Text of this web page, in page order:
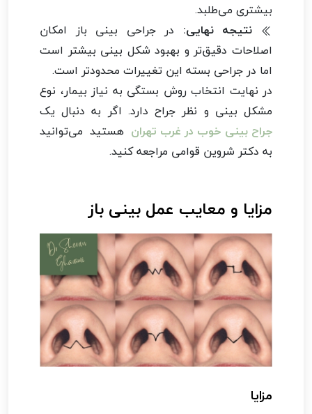
بیشتری می‌طلبد.
نتیجه نهایی: در جراحی بینی باز امکان
اصلاحات دقیق‌تر و بهبود شکل بینی بیشتر است
اما در جراحی بسته این تغییرات محدودتر است.
در نهایت انتخاب روش بستگی به نیاز بیمار، نوع
مشکل بینی و نظر جراح دارد. اگر به دنبال یک
جراح بینی خوب در غرب تهران هستید می‌توانید
به دکتر شروین قوامی مراجعه کنید.
مزایا و معایب عمل بینی باز
مزایا